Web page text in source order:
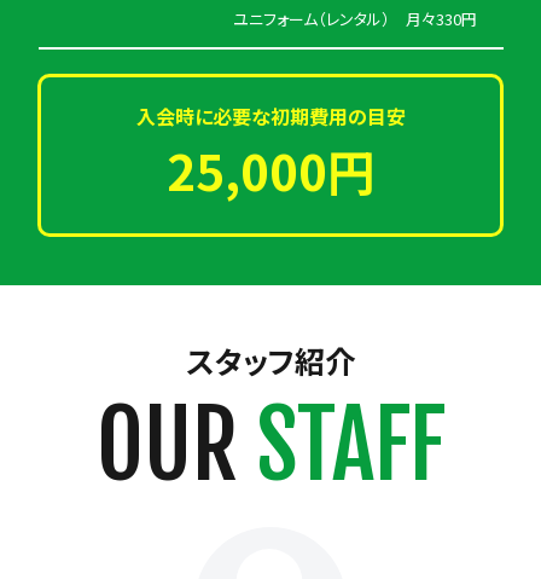
ユニフォーム（レンタル） 月々330円
入会時に必要な初期費用の目安
25,000円
スタッフ紹介
OUR STAFF